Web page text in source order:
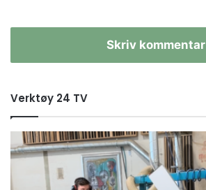
Skriv kommentar
Verktøy 24 TV